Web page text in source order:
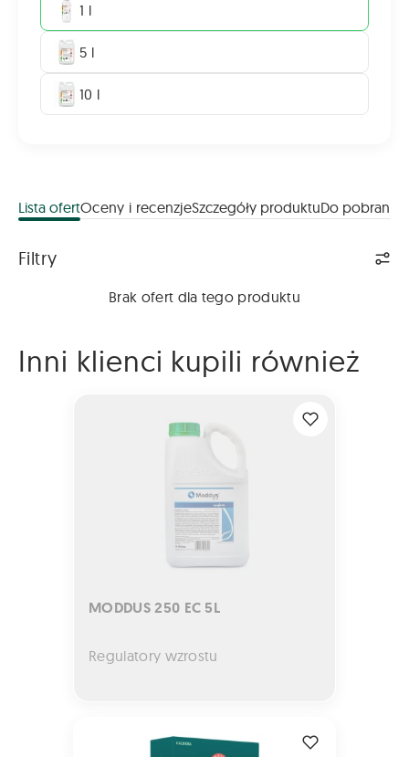
1 l
5 l
10 l
Lista ofertOceny i recenzjeSzczegóły produktuDo pobrania
Filtry
Brak ofert dla tego produktu
Inni klienci kupili również
MODDUS 250 EC 5L
Regulatory wzrostu